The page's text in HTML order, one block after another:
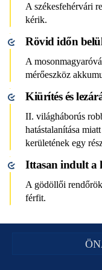
A székesfehérvári
kérik.
Rövid időn
A
mérőeszköz
Kiürítés és
II. világháborús
hatástalanítása
kerületének egy
Ittasan indult a
A gödöllői
férfit.